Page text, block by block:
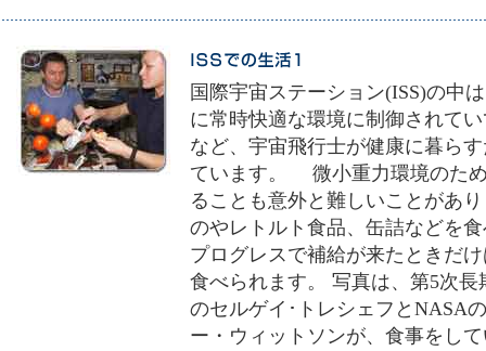
国際宇宙ステーション(ISS)の中
に常時快適な環境に制御されて
など、宇宙飛行士が健康に暮ら
ています。 微小重力環境のた
ることも意外と難しいことがあ
のやレトルト食品、缶詰などを
プログレスで補給が来たときだ
食べられます。 写真は、第5次
のセルゲイ･トレシェフとNASA
ー・ウィットソンが、食事をし